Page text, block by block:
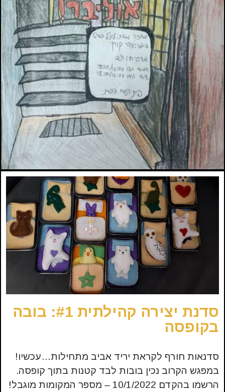
סדנת יצירה קהילתית #1: בובה
בקופסה
סדנאות חורף לקראת יריד אביב מתחילות…עכשיו!
במפגש הקרוב נכין בובות לבד קטנות בתוך קופסה.
הרשמו בהקדם 10/1/2022 – מספר המקומות מוגבל!